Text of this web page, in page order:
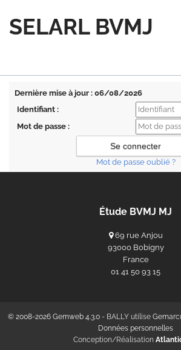
SELARL BVMJ
Dernière mise à jour : 06/08/2026
Identifiant :
Mot de passe :
Mot de passe oublié ?
Étude BVMJ MJ
69 rue Anjou
93000 Bobigny
France
‭01 41 50 93 15‬
© 2008-2026 Gemweb 4.3.0 - BALLY utilise
Données personnelles
Conception/Réalisation